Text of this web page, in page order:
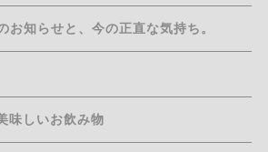
お知らせと、今の正直な気持ち。
味しいお飲み物